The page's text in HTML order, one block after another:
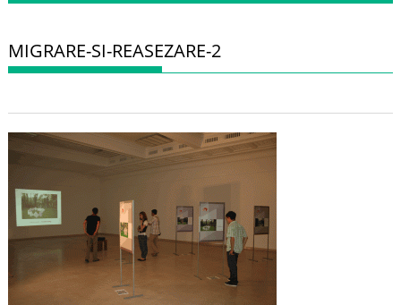
MIGRARE-SI-REASEZARE-2